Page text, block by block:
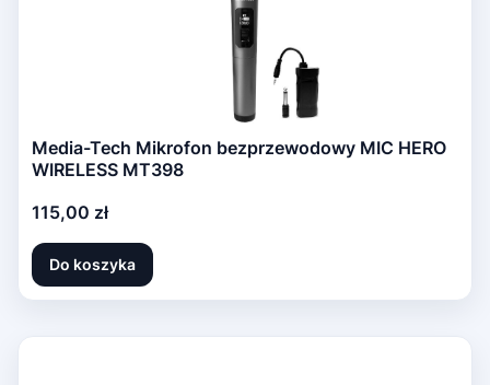
Media-Tech Mikrofon bezprzewodowy MIC HERO
WIRELESS MT398
Cena
115,00 zł
Do koszyka